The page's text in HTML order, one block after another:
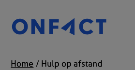
Home Hulp op afstand